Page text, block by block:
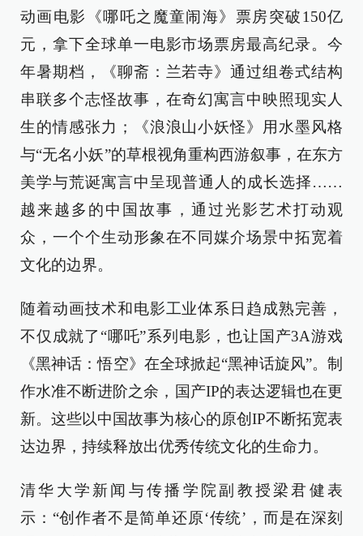
动画电影《哪吒之魔童闹海》票房突破150亿
元，拿下全球单一电影市场票房最高纪录。今
年暑期档，《聊斋：兰若寺》通过组卷式结构
串联多个志怪故事，在奇幻寓言中映照现实人
生的情感张力；《浪浪山小妖怪》用水墨风格
与“无名小妖”的草根视角重构西游叙事，在东方
美学与荒诞寓言中呈现普通人的成长选择……
越来越多的中国故事，通过光影艺术打动观
众，一个个生动形象在不同媒介场景中拓宽着
文化的边界。
随着动画技术和电影工业体系日趋成熟完善，
不仅成就了“哪吒”系列电影，也让国产3A游戏
《黑神话：悟空》在全球掀起“黑神话旋风”。制
作水准不断进阶之余，国产IP的表达逻辑也在更
新。这些以中国故事为核心的原创IP不断拓宽表
达边界，持续释放出优秀传统文化的生命力。
清华大学新闻与传播学院副教授梁君健表
示：“创作者不是简单还原‘传统’，而是在深刻